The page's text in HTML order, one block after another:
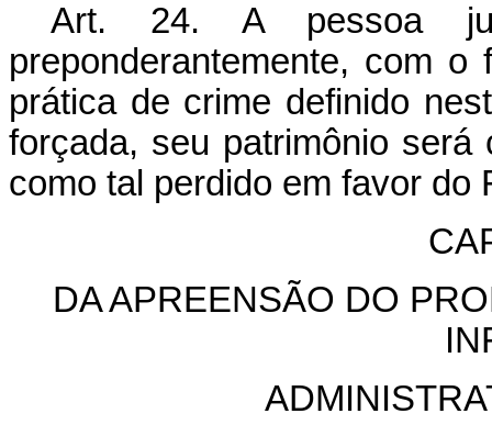
Art. 24. A pessoa
preponderantemente, com
prática de crime definido
forçada, seu patrimônio
como tal perdido em favor do
DA APREENSÃO DO